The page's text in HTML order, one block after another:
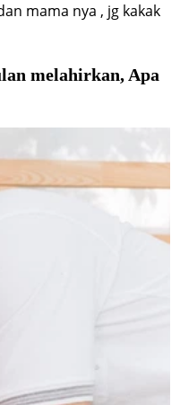
mama nya , jg kakak
melahirkan, Apa